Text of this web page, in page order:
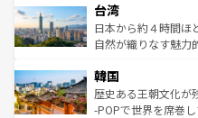
ならではの贅沢な旅のスタイルだ
情報はコンテンツ一
れるおもてなしの心
人々、おいしいロー
ク、伝統的なフラダ
ワイを、存分に味わってほしい。 な
はコンテンツ一覧を
リアリーフや大陸中
ク）、タスマニアの
ど、見どころがたく
いる。アクティビテ
ビング、ハイキング
い。オーストラリア
台湾
日本から約４時間ほ
自然が織りなす魅力
ン）、静ひつな山岳
と山間の静けさが共
驚きをもたらしてく
韓国
歴史ある王朝文化が
-POPで世界を席巻